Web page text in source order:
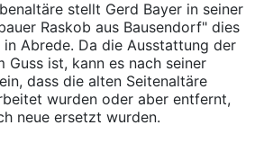
stellt Gerd Bayer in seiner
Raskob aus Bausendorf" dies
Abrede. Da die Ausstattung der
Guss ist, kann es nach seiner
dass die alten Seitenaltäre
wurden oder aber entfernt,
neue ersetzt wurden.